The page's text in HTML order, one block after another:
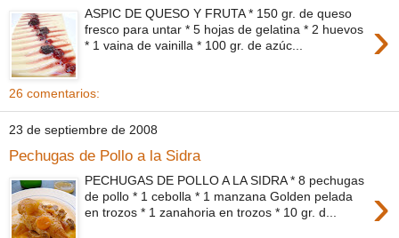
›
ASPIC DE QUESO Y FRUTA * 150 gr. de queso
fresco para untar * 5 hojas de gelatina * 2 huevos
* 1 vaina de vainilla * 100 gr. de azúc...
26 comentarios:
23 de septiembre de 2008
Pechugas de Pollo a la Sidra
›
PECHUGAS DE POLLO A LA SIDRA * 8 pechugas
de pollo * 1 cebolla * 1 manzana Golden pelada
en trozos * 1 zanahoria en trozos * 10 gr. d...